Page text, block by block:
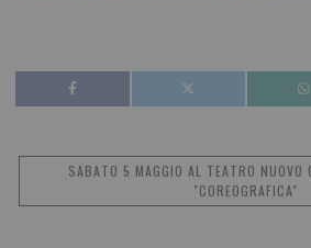
SABATO 5 MAGGIO AL TEATRO NUOVO
"COREOGRAFICA"